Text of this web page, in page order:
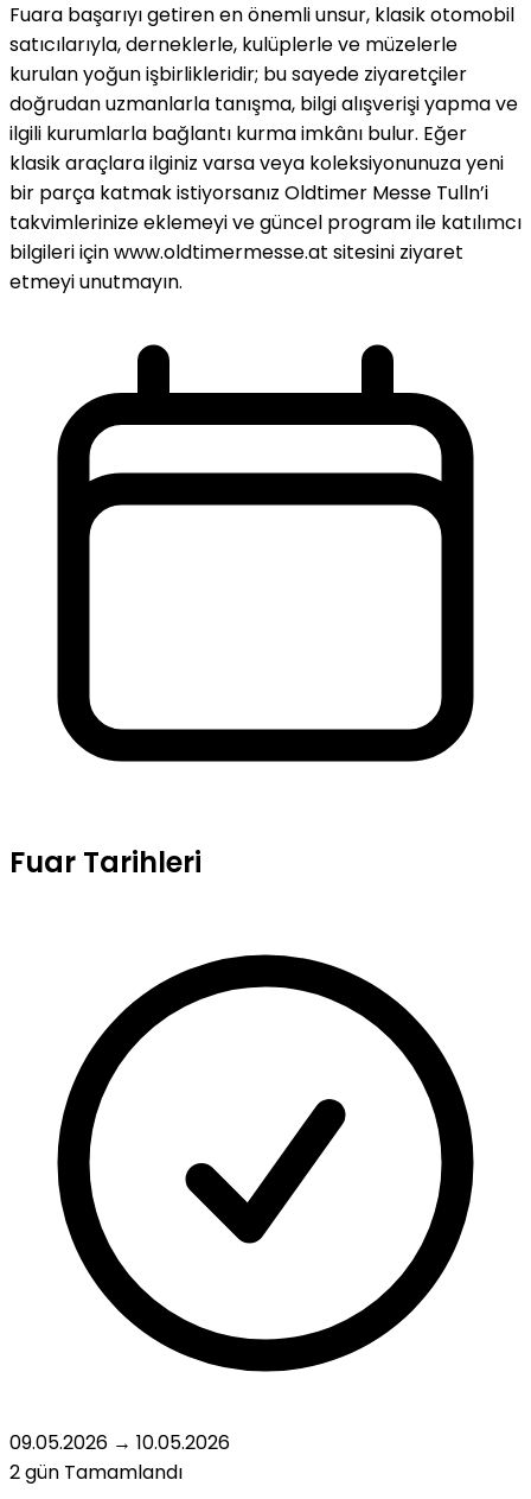
Fuara başarıyı getiren en önemli unsur, klasik otomobil
satıcılarıyla, derneklerle, kulüplerle ve müzelerle
kurulan yoğun işbirlikleridir; bu sayede ziyaretçiler
doğrudan uzmanlarla tanışma, bilgi alışverişi yapma ve
ilgili kurumlarla bağlantı kurma imkânı bulur. Eğer
klasik araçlara ilginiz varsa veya koleksiyonunuza yeni
bir parça katmak istiyorsanız Oldtimer Messe Tulln’i
takvimlerinize eklemeyi ve güncel program ile katılımcı
bilgileri için www.oldtimermesse.at sitesini ziyaret
etmeyi unutmayın.
Fuar Tarihleri
09.05.2026 → 10.05.2026
2 gün Tamamlandı